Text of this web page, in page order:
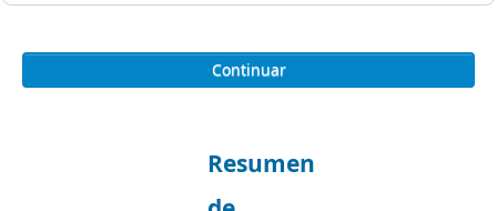
Continuar
Resumen